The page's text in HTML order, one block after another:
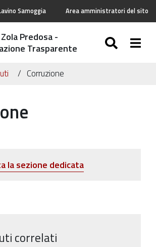
Samoggia Area amministratori del sito
Predosa -
Trasparente
Corruzione
la sezione dedicata
correlati